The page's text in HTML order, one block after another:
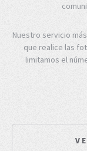
Nuestro servicio
que realice las
limitamos el